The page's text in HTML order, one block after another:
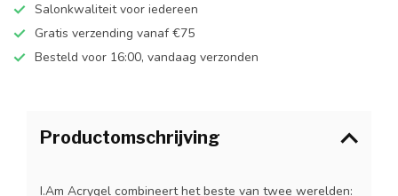
Salonkwaliteit voor iedereen
Gratis verzending vanaf €75
Besteld voor 16:00, vandaag verzonden
Productomschrijving
I.Am Acrygel combineert het beste van twee werelden: